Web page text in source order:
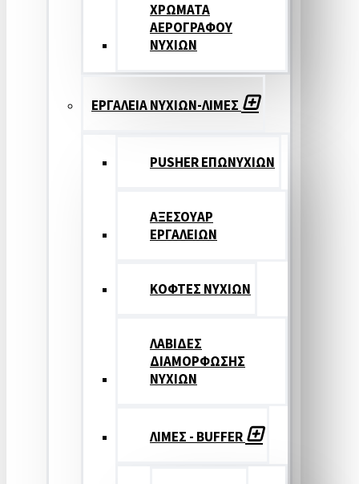
ΧΡΩΜΑΤΑ
ΑΕΡΟΓΡΑΦΟΥ
ΝΥΧΙΩΝ
ΕΡΓΑΛΕΙΑ ΝΥΧΙΩΝ-ΛΙΜΕΣ
PUSHER ΕΠΩΝΥΧΙΩΝ
ΑΞΕΣΟΥΑΡ
ΕΡΓΑΛΕΙΩΝ
ΚΟΦΤΕΣ ΝΥΧΙΩΝ
ΛΑΒΙΔΕΣ
ΔΙΑΜΟΡΦΩΣΗΣ
ΝΥΧΙΩΝ
ΛΙΜΕΣ - BUFFER